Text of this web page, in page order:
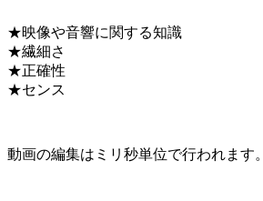
★映像や音響に関する知識
★繊細さ
★正確性
★センス
動画の編集はミリ秒単位で行われます。